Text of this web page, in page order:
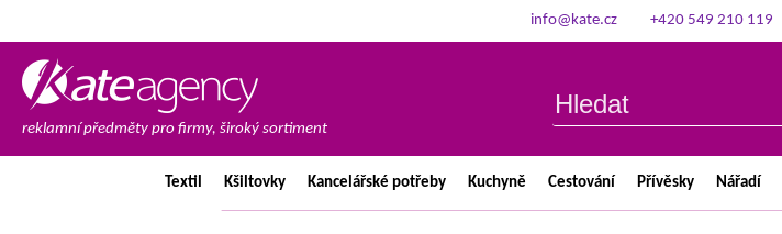
info@kate.cz +420 549 210 119
reklamní předměty pro firmy, široký sortiment
Textil Kšiltovky Kancelářské potřeby Kuchyně Cestování Přívěsky Nářadí